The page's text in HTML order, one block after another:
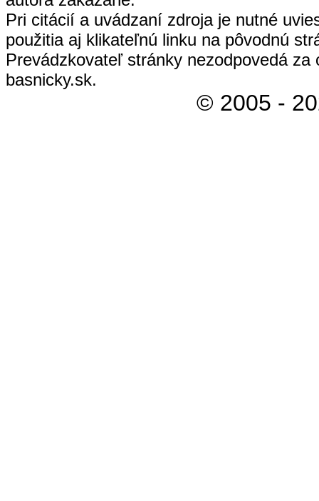
Pri citácií a uvádzaní zdroja je nutné
použitia aj klikateľnú linku na pôvodnú
Prevádzkovateľ stránky nezodpovedá
basnicky.sk.
© 2005 -